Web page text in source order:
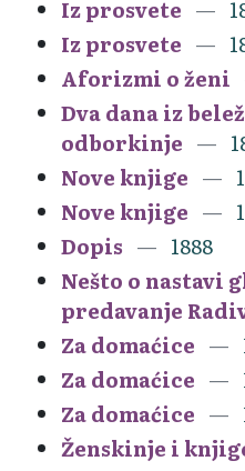
Iz prosvete
Iz prosvete
Aforizmi o ženi
Dva dana iz
odborkinje
Nove knjige
Nove knjige
Dopis
1888
Nešto o nastavi
predavanje
Za domaćice
Za domaćice
Za domaćice
Ženskinje i